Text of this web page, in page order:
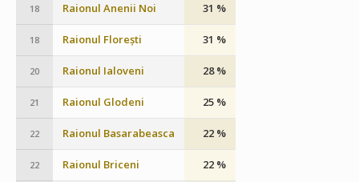
18 Raionul Anenii Noi 31 %
18 Raionul Florești 31 %
20 Raionul Ialoveni 28 %
21 Raionul Glodeni 25 %
22 Raionul Basarabeasca 22 %
22 Raionul Briceni 22 %